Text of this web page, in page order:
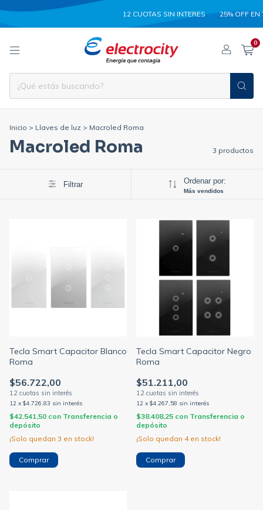
12 CUOTAS SIN INTERES 25% OFF EN
0
Inicio > Llaves de luz > Macroled Roma
Macroled Roma 3 productos
Filtrar Ordenar por:
Más vendidos
Tecla Smart Capacitor Blanco
Roma
$56.722,00
12 x $4.726,83 sin interés
$42.541,50 con Transferencia o
depósito
¡Solo quedan 3 en stock!
Comprar
Tecla Smart Capacitor Negro
Roma
$51.211,00
12 x $4.267,58 sin interés
$38.408,25 con Transferencia o
depósito
¡Solo quedan 4en stock!
Comprar